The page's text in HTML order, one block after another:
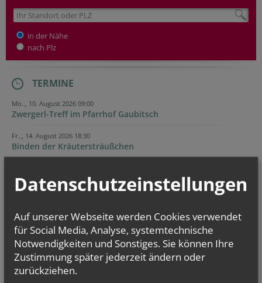
in der Nähe
nach Plz
TERMINE
Mo.., 10. August 2026 09:00
Zwergerl-Treff im Pfarrhof Gaubitsch
Fr.., 14. August 2026 18:30
Binden der Kräutersträußchen
NAMENSTAGE
Hl. Teresia Benedicta vom Kreuz (Edith Stein), Hl. Hathumar,
Datenschutzeinstellungen
Auf unserer Webseite werden Cookies verwendet
für Social Media, Analyse, systemtechnische
Notwendigkeiten und Sonstiges. Sie können Ihre
Zustimmung später jederzeit ändern oder
zurückziehen.